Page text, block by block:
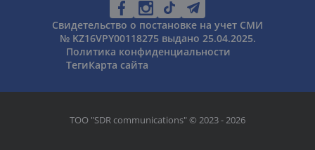
Свидетельство о постановке на учет СМИ
№ KZ16VPY00118275 выдано 25.04.2025.
Политика конфиденциальности
ТегиКарта сайта
ТОО "SDR communications" © 2023 - 2026